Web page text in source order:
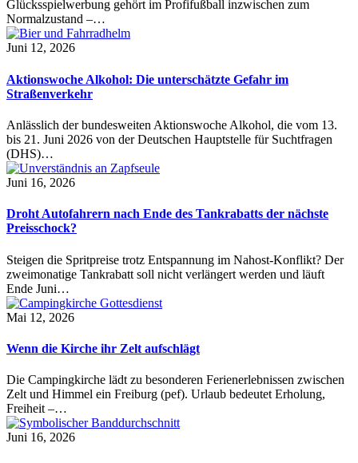
Glücksspielwerbung gehört im Profifußball inzwischen zum
Normalzustand –…
Juni 12, 2026
Aktionswoche Alkohol: Die unterschätzte Gefahr im
Straßenverkehr
Anlässlich der bundesweiten Aktionswoche Alkohol, die vom 13.
bis 21. Juni 2026 von der Deutschen Hauptstelle für Suchtfragen
(DHS)…
Juni 16, 2026
Droht Autofahrern nach Ende des Tankrabatts der nächste
Preisschock?
Steigen die Spritpreise trotz Entspannung im Nahost-Konflikt? Der
zweimonatige Tankrabatt soll nicht verlängert werden und läuft
Ende Juni…
Mai 12, 2026
Wenn die Kirche ihr Zelt aufschlägt
Die Campingkirche lädt zu besonderen Ferienerlebnissen zwischen
Zelt und Himmel ein Freiburg (pef). Urlaub bedeutet Erholung,
Freiheit –…
Juni 16, 2026